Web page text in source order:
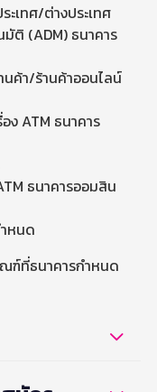
ะเทศ/ต่างประเทศ
มัติ (ADM) ธนาคาร
นค้า/ร้านค้าออนไลน์
ง ATM ธนาคาร
ธนาคารออมสิน
หนด
ฑ์ที่ธนาคารกำหนด